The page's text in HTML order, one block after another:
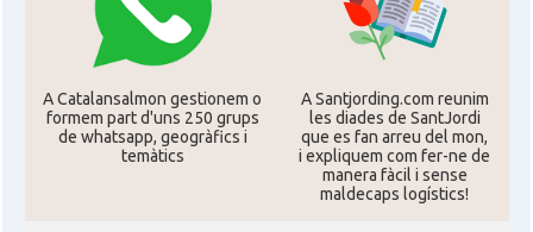
CAMON Catalans a Maine, USA
CAMON Catalans a MIAMI
Catalans a MINNESOTA
A Catalansalmon gestionem o
formem part d'uns 250 grups
de whatsapp, geogràfics i
temàtics
A Santjording.com reunim
les diades de SantJordi
que es fan arreu del mon,
i expliquem com fer-ne de
manera fàcil i sense
maldecaps logí­stics!